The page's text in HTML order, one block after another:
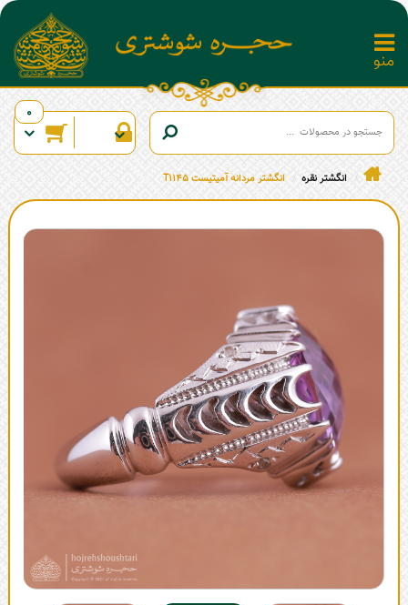
0
انگشتر نقره انگشتر مردانه آمیتیست T1145